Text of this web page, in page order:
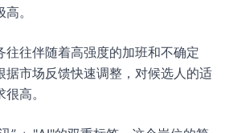
。
往往伴随着高强度的加班和不确定
据市场反馈快速调整，对候选人的适
高。